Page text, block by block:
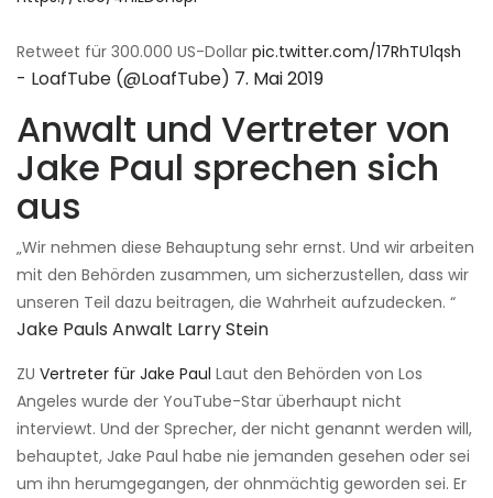
Retweet für 300.000 US-Dollar pic.twitter.com/17RhTU1qsh
- LoafTube (@LoafTube) 7. Mai 2019
Anwalt und Vertreter von
Jake Paul sprechen sich
aus
„Wir nehmen diese Behauptung sehr ernst. Und wir arbeiten
mit den Behörden zusammen, um sicherzustellen, dass wir
unseren Teil dazu beitragen, die Wahrheit aufzudecken. “
Jake Pauls Anwalt Larry Stein
ZU Vertreter für Jake Paul Laut den Behörden von Los
Angeles wurde der YouTube-Star überhaupt nicht
interviewt. Und der Sprecher, der nicht genannt werden will,
behauptet, Jake Paul habe nie jemanden gesehen oder sei
um ihn herumgegangen, der ohnmächtig geworden sei. Er